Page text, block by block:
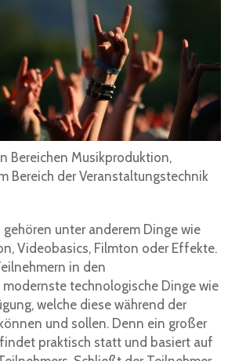
Bereichen Musikproduktion,
Bereich der Veranstaltungstechnik
unter anderem Dinge wie
Videobasics, Filmton oder Effekte.
in den
technologische Dinge wie
welche diese während der
und sollen. Denn ein großer
praktisch statt und basiert auf